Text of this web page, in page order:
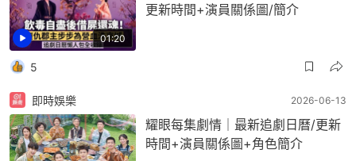
01:20
更新時間+演員關係圖/簡介
5
即時娛樂 2026-06-13
耀眼每集劇情｜最新追劇日曆/更新
時間+演員關係圖+角色簡介